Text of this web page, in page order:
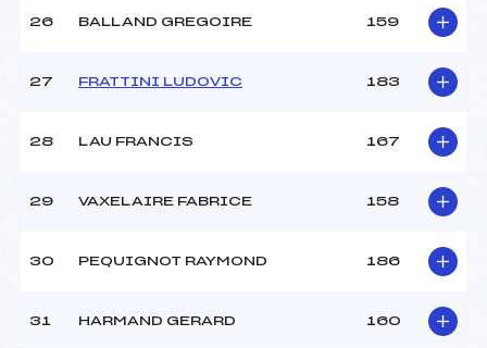
26 BALLAND GREGOIRE 159
27 FRATTINI LUDOVIC 183
28 LAU FRANCIS 167
29 VAXELAIRE FABRICE 158
30 PEQUIGNOT RAYMOND 186
31 HARMAND GERARD 160